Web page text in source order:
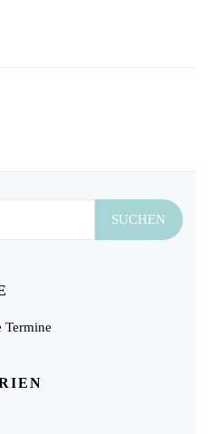
Termine